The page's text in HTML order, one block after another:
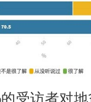
访者对地